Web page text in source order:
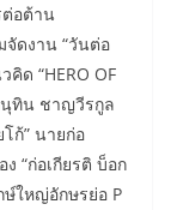
อต้าน
จัดงาน “วันต่อ
ด “HERO OF
นุทิน ชาญวีรกูล
ก้” นายก่อ
“ก่อเกียรติ บ็อก
ใหญ่อักษรย่อ P